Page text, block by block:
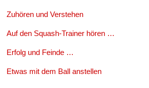
Zuhören und Verstehen
Auf den Squash-Trainer hören …
Erfolg und Feinde …
Etwas mit dem Ball anstellen